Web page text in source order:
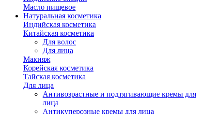
Масло пищевое
Натуральная косметика
Индийская косметика
Китайская косметика
Для волос
Для лица
Макияж
Корейская косметика
Тайская косметика
Для лица
Антивозрастные и подтягивающие кремы для
лица
Антикуперозные кремы для лица